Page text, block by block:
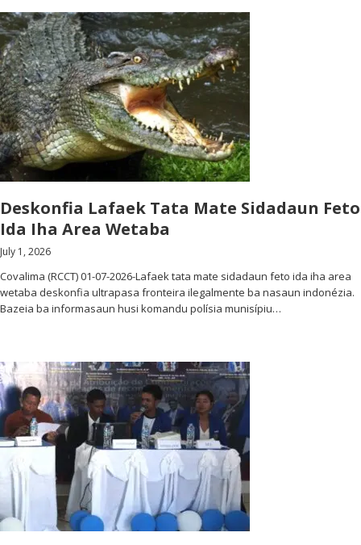
Deskonfia Lafaek Tata Mate Sidadaun Feto
Ida Iha Area Wetaba
July 1, 2026
Covalima (RCCT) 01-07-2026-Lafaek tata mate sidadaun feto ida iha area
wetaba deskonfia ultrapasa fronteira ilegalmente ba nasaun indonézia.
Bazeia ba informasaun husi komandu polísia munisípiu…